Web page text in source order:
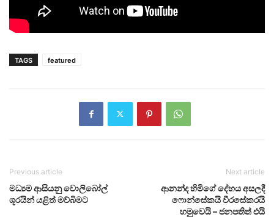
TAGS featured
Previous article
මධ්‍යම ආසියනු වොලිබෝල්
ශූරයින් යළිත් මව්බිමට
Next article
ආනන්ද හිමිගේ දේහය අසලදී
ෆොන්සේකයි වීරසේකරයි
හමුවෙයි – ජනපතිත් එයි